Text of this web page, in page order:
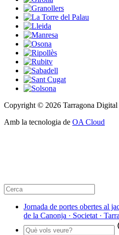
Copyright © 2026 Tarragona Digital
Amb la tecnologia de OA Cloud
Jornada de portes obertes al
de la Canonja · Societat ·